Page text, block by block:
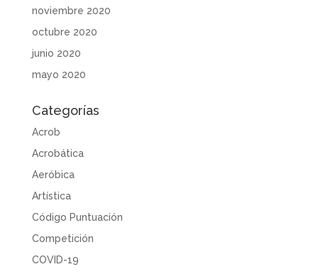
noviembre 2020
octubre 2020
junio 2020
mayo 2020
Categorías
Acrob
Acrobática
Aeróbica
Artística
Código Puntuación
Competición
COVID-19